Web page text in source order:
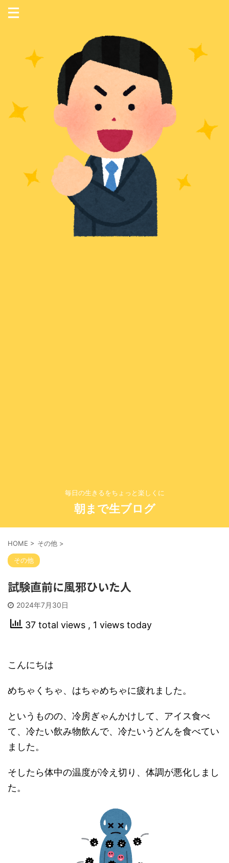
毎日の生きるをちょっと楽しくに
朝まで生ブログ
HOME > その他 >
その他
試験直前に風邪ひいた人
2024年7月30日
37 total views , 1 views today
こんにちは
めちゃくちゃ、はちゃめちゃに疲れました。
というものの、冷房ぎゃんかけして、アイス食べ
て、冷たい飲み物飲んで、冷たいうどんを食べてい
ました。
そしたら体中の温度が冷え切り、体調が悪化しまし
た。